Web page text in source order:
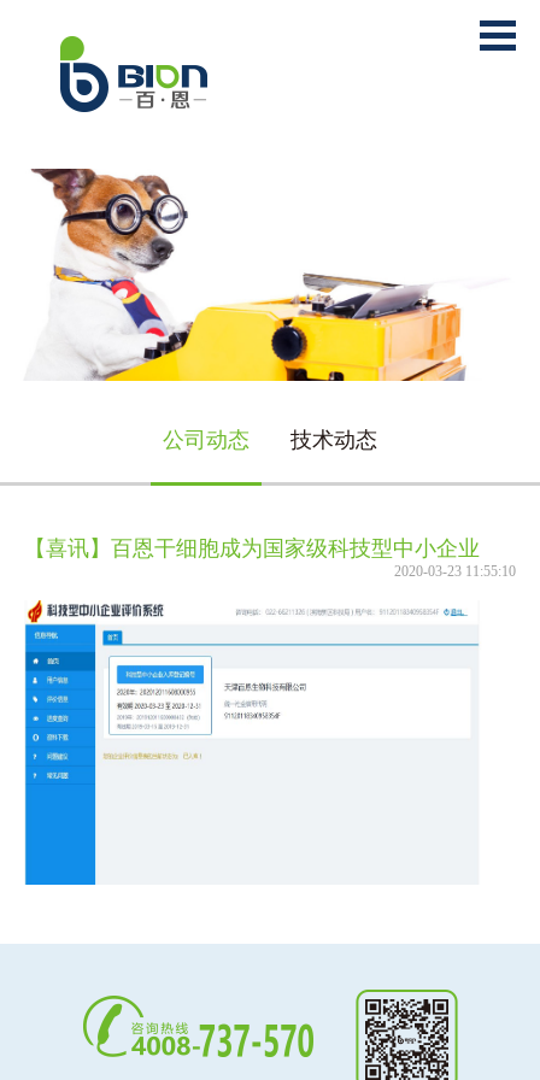
公司动态 技术动态
【喜讯】百恩干细胞成为国家级科技型中小企业
2020-03-23 11:55:10